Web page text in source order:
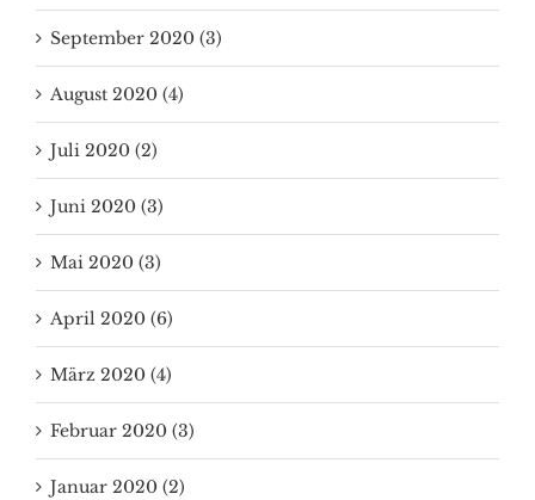
September 2020 (3)
August 2020 (4)
Juli 2020 (2)
Juni 2020 (3)
Mai 2020 (3)
April 2020 (6)
März 2020 (4)
Februar 2020 (3)
Januar 2020 (2)